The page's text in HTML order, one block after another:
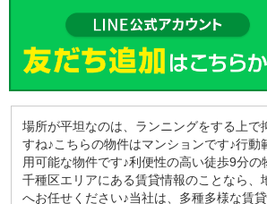
場所が平坦なのは、ランニングをする上で
すね♪こちらの物件はマンションです♪行動
用可能な物件です♪利便性の高い徒歩9分の
千種区エリアにある賃貸情報のことなら、
へお任せください♪当社は、多種多様な賃